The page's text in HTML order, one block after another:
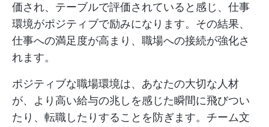
価され、テーブルで評価されていると感じ、仕事
環境がポジティブで励みになります。その結果、
仕事への満足度が高まり、職場への接続が強化さ
れます。
ポジティブな職場環境は、あなたの大切な人材
が、より高い給与の兆しを感じた瞬間に飛びつい
たり、転職したりすることを防ぎます。チーム文